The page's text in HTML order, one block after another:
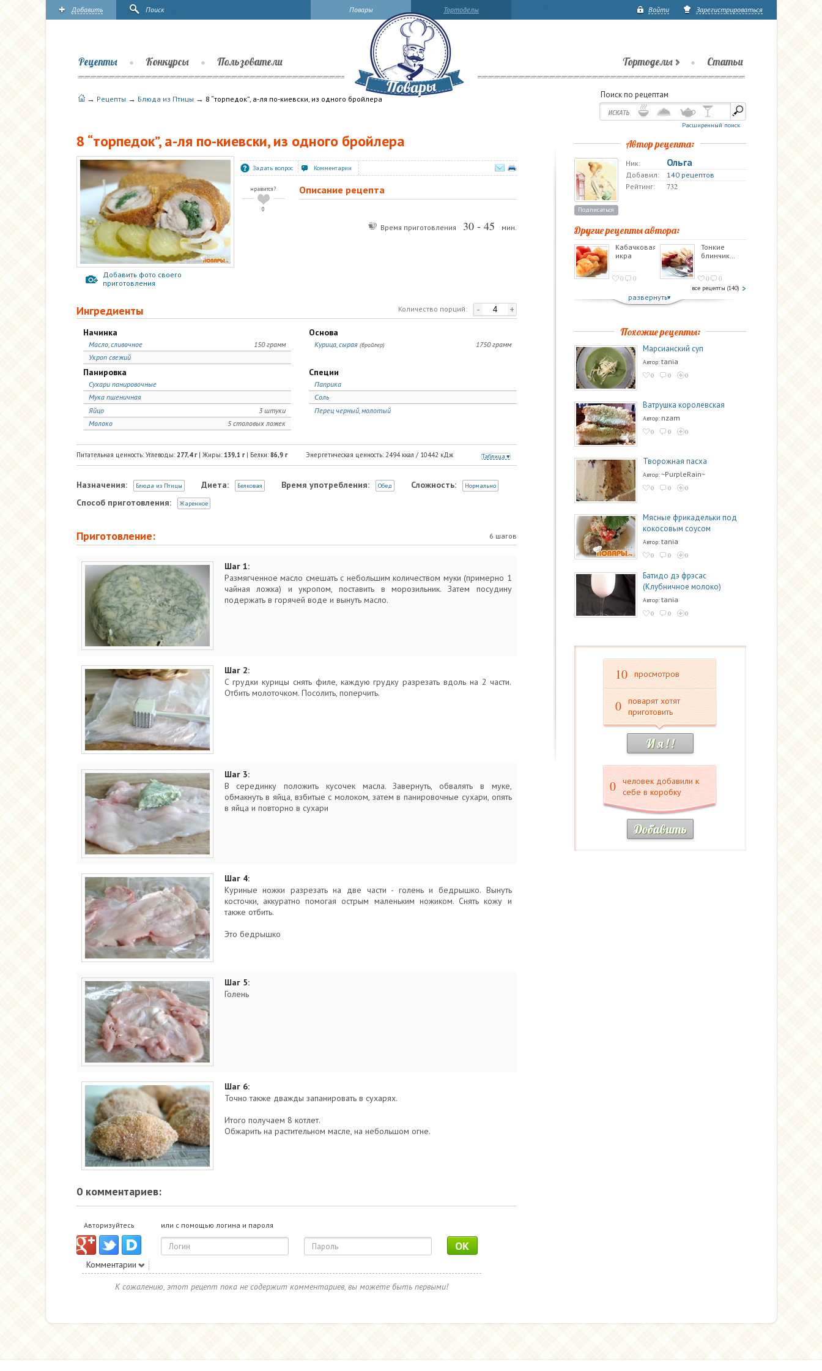
Тортоделы
Повары Войти Зарегистрироваться
Добавить Поиск
Тортоделы Статьи
Рецепты Конкурсы Пользователи
→ Рецепты → Блюда из Птицы → 8 “торпедок”, а-ля по-киевски, из одного бройлера Поиск по рецептам
Расширенный поиск
8 “торпедок”, а-ля по-киевски, из одного бройлера
Добавить фото своего
приготовления
Задать вопрос Комментарии
нравится?
0
Описание рецепта
Время приготовления 30 - 45 мин.
- +
Количество порций:
Ингредиенты
Начинка
150 грамм
Масло, сливочное
Укроп свежий
Основа
1750 грамм
Курица, сырая(бройлер)
Панировка
Сухари панировочные
Мука пшеничная
3 штуки
Яйцо
5 столовых ложек
Молоко
Специи
Паприка
Соль
Перец черный, молотый
Таблица
Энергетическая ценность: 2494ккал / 10442 кДж
Питательная ценность: Углеводы: 277,4г| Жиры: 139,1 г| Белки: 86,9г
Назначения: Блюда из Птицы Диета: Белковая Время употребления: Обед Сложность: Нормально
Способ приготовления: Жаренное
Приготовление: 6 шагов
Шаг 1:
Размягченное масло смешать с небольшим количеством муки (примерно 1
чайная ложка) и укропом, поставить в морозильник. Затем посудину
подержать в горячей воде и вынуть масло.
Шаг 2:
С грудки курицы снять филе, каждую грудку разрезать вдоль на 2 части.
Отбить молоточком. Посолить, поперчить.
Шаг 3:
В серединку положить кусочек масла. Завернуть, обвалять в муке,
обмакнуть в яйца, взбитые с молоком, затем в панировочные сухари, опять
в яйца и повторно в сухари
Шаг 4:
Куриные ножки разрезать на две части - голень и бедрышко. Вынуть
косточки, аккуратно помогая острым маленьким ножиком. Снять кожу и
также отбить.
Это бедрышко
Шаг 5:
Голень
Шаг 6:
Точно также дважды запанировать в сухарях.
Итого получаем 8 котлет.
Обжарить на растительном масле, на небольшом огне.
0 комментариев:
Авторизуйтесь или с помощью логина и пароля
OK
Комментарии
К сожалению, этот рецепт пока не содержит комментариев, вы можете быть первыми!
Автор рецепта:
Подписаться
Ник: Ольга
Добавил:
140 рецептов
Рейтинг:
732
Другие рецепты автора:
Кабачковая
икра
0 0
Тонкие
блинчик…
0 0
все рецепты (140)
развернуть
Похожие рецепты:
Марсианский суп
Автор: tania
0 0 0
Ватрушка королевская
Автор: nzam
0 0 0
Творожная пасха
Автор: ~PurpleRain~
0 0 0
Мясные фрикадельки под
кокосовым соусом
Автор: tania
0 0 0
Батидо дэ фрэсас
(Клубничное молоко)
Автор: tania
0 0 0
10 просмотров
0
поварят хотят
приготовить
И я ! !
0
человек добавили к
себе в коробку
Добавить